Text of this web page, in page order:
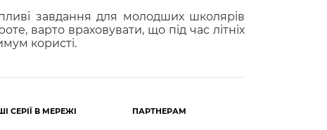
завдання для молодших школярів
варто враховувати, що під час літніх
користі.
СЕРІЇ В МЕРЕЖІ ПАРТНЕРАМ